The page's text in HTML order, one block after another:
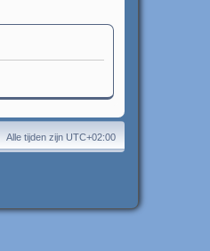
Alle tijden zijn UTC+02:00